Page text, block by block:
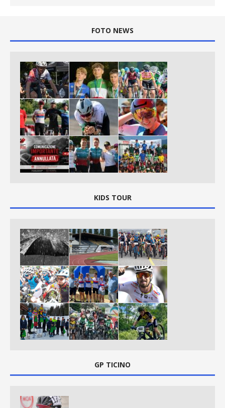
FOTO NEWS
KIDS TOUR
GP TICINO